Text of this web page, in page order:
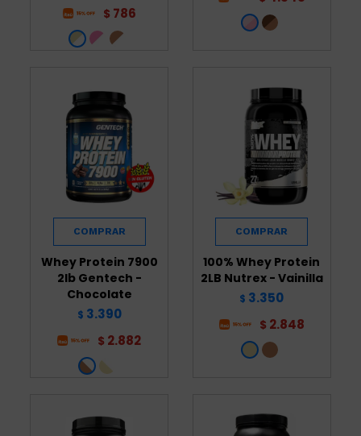
$ 786
Whey Protein 7900
2lb Gentech -
Chocolate
$ 3.390
$ 2.882
100% Whey Protein
2LB Nutrex - Vainilla
$ 3.350
$ 2.848